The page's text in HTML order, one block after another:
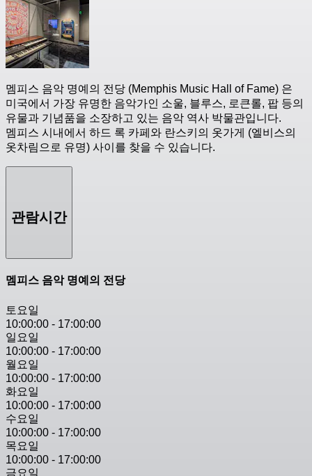
멤피스 음악 명예의 전당 (Memphis Music Hall of Fame) 은
미국에서 가장 유명한 음악가인 소울, 블루스, 로큰롤, 팝 등의
유물과 기념품을 소장하고 있는 음악 역사 박물관입니다.
멤피스 시내에서 하드 록 카페와 란스키의 옷가게 (엘비스의
옷차림으로 유명) 사이를 찾을 수 있습니다.
관람시간
멤피스 음악 명예의 전당
토요일
10:00:00 - 17:00:00
일요일
10:00:00 - 17:00:00
월요일
10:00:00 - 17:00:00
화요일
10:00:00 - 17:00:00
수요일
10:00:00 - 17:00:00
목요일
10:00:00 - 17:00:00
금요일